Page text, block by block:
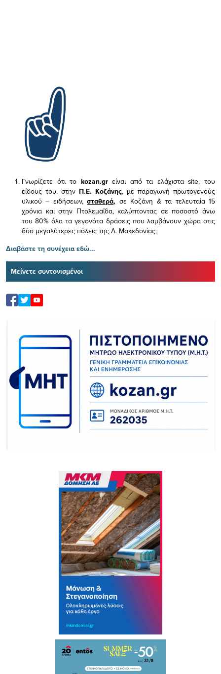
Γνωρίζετε ότι το kozan.gr είναι από τα ελάχισταsite, του
είδους του, στην Π.Ε. Κοζάνης, με παραγωγή πρωτογενούς
υλικού – ειδήσεων,σταθερά, σε Κοζάνη & τα τελευταία 15
χρόνια και στην Πτολεμαΐδα, καλύπτοντας σε ποσοστό άνω
του 80% όλα τα γεγονότα δράσεις που λαμβάνουν χώρα στις
δύο μεγαλύτερες πόλεις της Δ. Μακεδονίας;
Διαβάστε τη συνέχεια εδώ...
Μείνετε συντονισμένοι